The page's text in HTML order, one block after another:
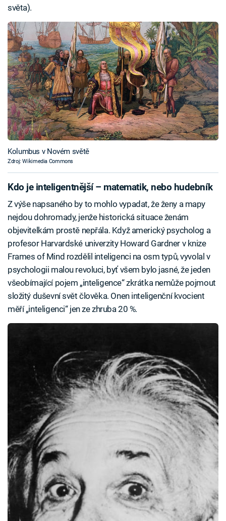
světa).
Kolumbus v Novém světě
Zdroj: Wikimedia Commons
Kdo je inteligentnější – matematik, nebo hudebník
Z výše napsaného by to mohlo vypadat, že ženy a mapy
nejdou dohromady, jenže historická situace ženám
objevitelkám prostě nepřála. Když americký psycholog a
profesor Harvardské univerzity Howard Gardner v knize
Frames of Mind rozdělil inteligenci na osm typů, vyvolal v
psychologii malou revoluci, byť všem bylo jasné, že jeden
všeobímající pojem „inteligence“ zkrátka nemůže pojmout
složitý duševní svět člověka. Onen inteligenční kvocient
měří „inteligenci“ jen ze zhruba 20 %.